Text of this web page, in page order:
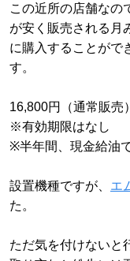
この近所の店舗なの
が安く販売される月
に購入することがで
す。
16,800円（通常販売
※有効期限はなし
※半年間、現金給油
設置機種ですが、 エ
た。
ただ気を付けないと